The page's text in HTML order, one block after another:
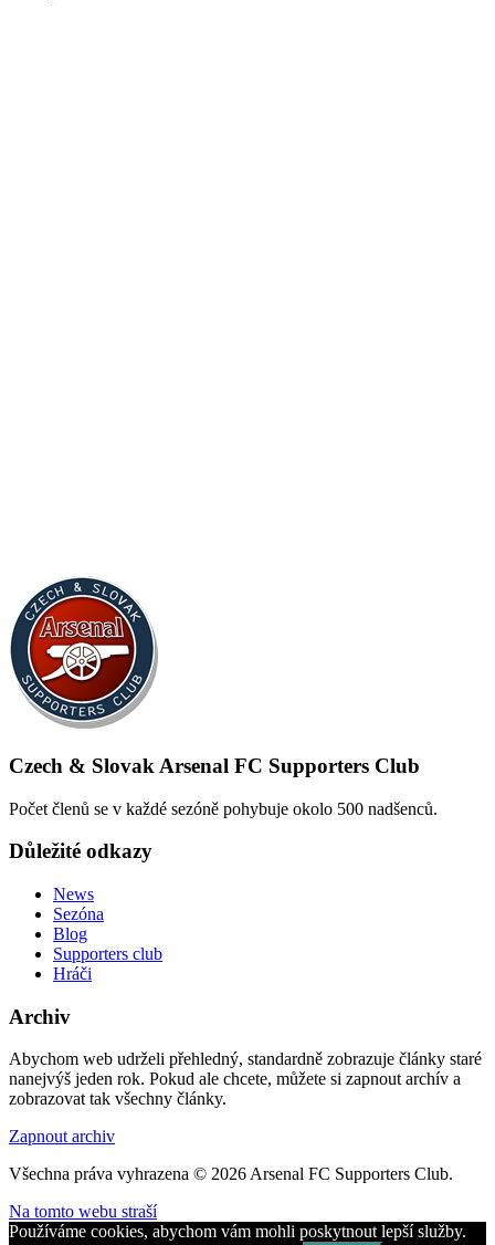
Czech & Slovak Arsenal FC Supporters Club
Počet členů se v každé sezóně pohybuje okolo 500 nadšenců.
Důležité odkazy
News
Sezóna
Blog
Supporters club
Hráči
Archiv
Abychom web udrželi přehledný, standardně zobrazuje články staré
nanejvýš jeden rok. Pokud ale chcete, můžete si zapnout archív a
zobrazovat tak všechny články.
Zapnout archiv
Všechna práva vyhrazena © 2026 Arsenal FC Supporters Club.
Na tomto webu straší
Používáme cookies, abychom vám mohli poskytnout lepší služby.